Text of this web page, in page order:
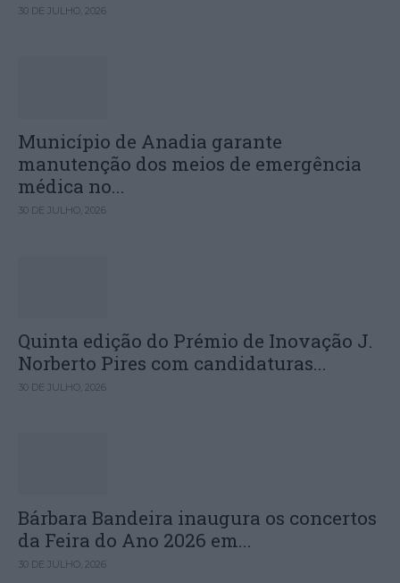
30 DE JULHO, 2026
Município de Anadia garante
manutenção dos meios de emergência
médica no...
30 DE JULHO, 2026
Quinta edição do Prémio de Inovação J.
Norberto Pires com candidaturas...
30 DE JULHO, 2026
Bárbara Bandeira inaugura os concertos
da Feira do Ano 2026 em...
30 DE JULHO, 2026